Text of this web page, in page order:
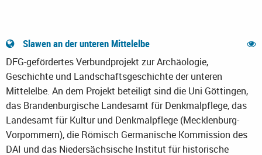
Slawen an der unteren Mittelelbe
DFG-gefördertes Verbundprojekt zur Archäologie,
Geschichte und Landschaftsgeschichte der unteren
Mittelelbe. An dem Projekt beteiligt sind die Uni Göttingen,
das Brandenburgische Landesamt für Denkmalpflege, das
Landesamt für Kultur und Denkmalpflege (Mecklenburg-
Vorpommern), die Römisch Germanische Kommission des
DAI und das Niedersächsische Institut für historische